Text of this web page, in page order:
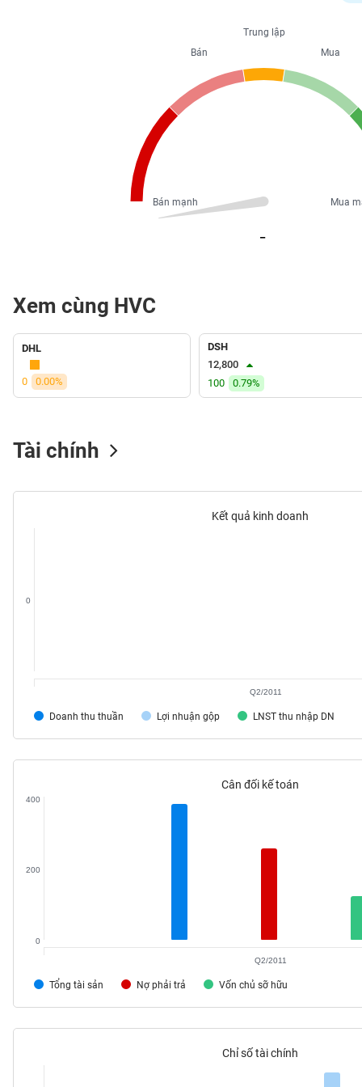
Trung lập
Mua
Mua
Bán
Bán mạnh
Xem cùng HVC
DHL
0 0.00%
DSH
12,800
100
0.79%
Tài chính
Kết quả kinh doanh
Doanh thu thuần Lợi nhuận gộp LNST thu nhập DN
0
Q2/2011
Cân đối kế toán
Tổng tài sản Nợ phải trả Vốn chủ sỡ hữu
0
200
400
Q2/2011
Chỉ số tài chính
Ngành
(-)
VS-
SECTOR
VẬT
NGHIỆP
TIÊU
YẾU
TIÊU
THIẾT